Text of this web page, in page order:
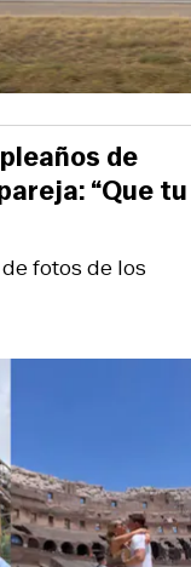
fotos de los
de
“Que tu